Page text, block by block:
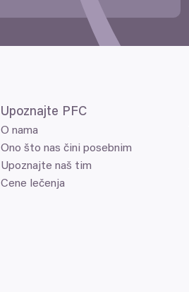
Upoznajte PFC
O nama
Ono što nas čini posebnim
Upoznajte naš tim
Cene lečenja